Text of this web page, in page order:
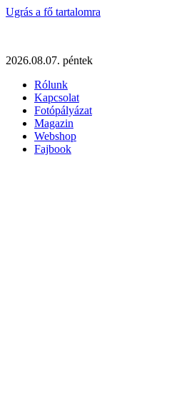
Ugrás a fő tartalomra
2026.08.07. péntek
Rólunk
Kapcsolat
Fotópályázat
Magazin
Webshop
Fajbook